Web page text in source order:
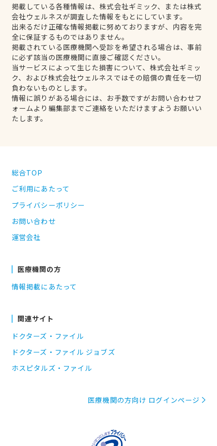
掲載している各種情報は、株式会社ギミック、または株式
会社ウェルネスが調査した情報をもとにしています。
出来るだけ正確な情報掲載に努めておりますが、内容を完
全に保証するものではありません。
掲載されている医療機関へ受診を希望される場合は、事前
に必ず該当の医療機関に直接ご確認ください。
当サービスによって生じた損害について、株式会社ギミッ
ク、および株式会社ウェルネスではその賠償の責任を一切
負わないものとします。
情報に誤りがある場合には、お手数ですがお問い合わせフ
ォームより編集部までご連絡をいただけますようお願いい
たします。
総合TOP
ご利用にあたって
プライバシーポリシー
お問い合わせ
運営会社
医療機関の方
情報掲載にあたって
関連サイト
ドクターズ・ファイル
ドクターズ・ファイル ジョブズ
ホスピタルズ・ファイル
医療機関の方向け ログインページ